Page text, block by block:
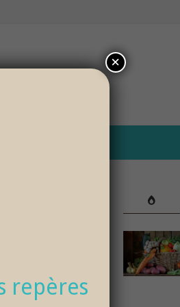
tout !
repères
×